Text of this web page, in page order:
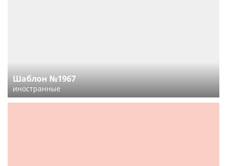
Шаблон №1967
иностранные